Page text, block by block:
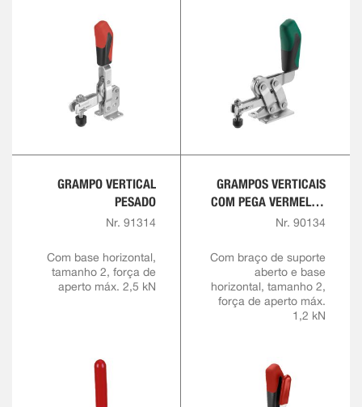
GRAMPO VERTICAL
PESADO
Nr. 91314
Com base horizontal,
tamanho 2, força de
aperto máx. 2,5 kN
GRAMPOS VERTICAIS
COM PEGA VERMELHA
E BLOQUEIO DE
Nr. 90134
Com braço de suporte
aberto e base
horizontal, tamanho 2,
força de aperto máx.
1,2 kN